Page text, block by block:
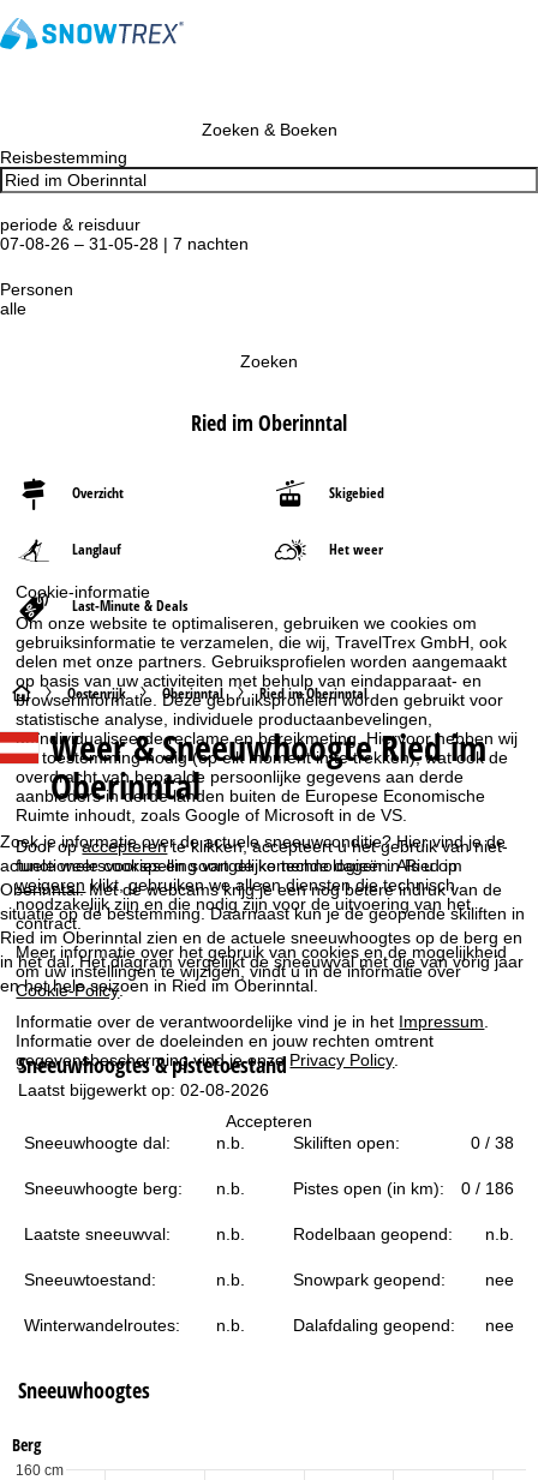
Cookie-informatie
Om onze website te optimaliseren, gebruiken we cookies om
gebruiksinformatie te verzamelen, die wij, TravelTrex GmbH, ook
delen met onze partners. Gebruiksprofielen worden aangemaakt
op basis van uw activiteiten met behulp van eindapparaat- en
browserinformatie. Deze gebruiksprofielen worden gebruikt voor
statistische analyse, individuele productaanbevelingen,
geïndividualiseerde reclame en bereikmeting. Hiervoor hebben wij
uw toestemming nodig (op elk moment in te trekken), wat ook de
overdracht van bepaalde persoonlijke gegevens aan derde
aanbieders in derde landen buiten de Europese Economische
Ruimte inhoudt, zoals Google of Microsoft in de VS.
Door opaccepterente klikken, accepteert u het gebruik van niet-
functionele cookies en soortgelijke technologieën. Als u op
weigeren klikt, gebruiken we alleen diensten die technisch
noodzakelijk zijn en die nodig zijn voor de uitvoering van het
contract.
Meer informatie over het gebruik van cookies en de mogelijkheid
om uw instellingen te wijzigen, vindt u in de informatie over
Cookie-Policy.
Informatie over de verantwoordelijke vind je in het Impressum.
Informatie over de doeleinden en jouw rechten omtrent
gegevensbescherming vind je onze Privacy Policy.
Accepteren
Zoeken & Boeken
Reisbestemming
periode & reisduur
07-08-26 – 31-05-28 | 7 nachten
Personen
alle
Zoeken
Ried im Oberinntal
Overzicht Skigebied
Langlauf Het weer
Last-Minute & Deals
S
t
a
r
t
p
a
g
i
n
a
Oostenrijk Oberinntal Ried im Oberinntal
Weer & Sneeuwhoogte Ried im
Oberinntal
Zoek je informatie over de actuele sneeuwconditie? Hier vind je de
actuele weersvoorspelling van de komende dagen in Ried im
Oberinntal. Met de webcams krijg je een nog betere indruk van de
situatie op de bestemming. Daarnaast kun je de geopende skiliften in
Ried im Oberinntal zien en de actuele sneeuwhoogtes op de berg en
in het dal. Het diagram vergelijkt de sneeuwval met die van vorig jaar
en het hele seizoen in Ried im Oberinntal.
Sneeuwhoogtes & pistetoestand
Laatst bijgewerkt op: 02-08-2026
Sneeuwhoogte dal: n.b. Skiliften open: 0 / 38
Sneeuwhoogte berg: n.b. Pistes open (in km): 0 / 186
Laatste sneeuwval: n.b. Rodelbaan geopend: n.b.
Sneeuwtoestand: n.b. Snowpark geopend: nee
Winterwandelroutes: n.b. Dalafdaling geopend: nee
Sneeuwhoogtes
Berg
160 cm